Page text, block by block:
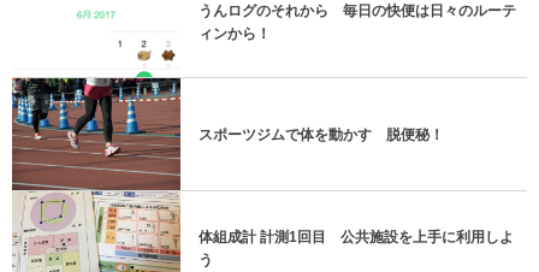
うんログのそれから 毎日の快便は日々のルーテ
ィンから！
スポーツジムで体を動かす 脱便秘！
体組成計 計測1回目 公共施設を上手に利用しよ
う